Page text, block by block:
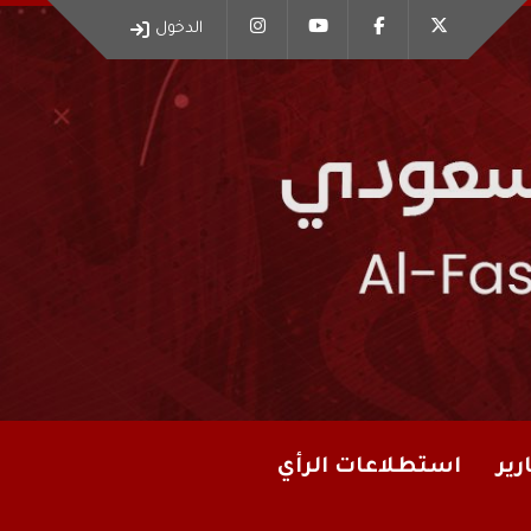
الدخول
استطلاعات الرأي